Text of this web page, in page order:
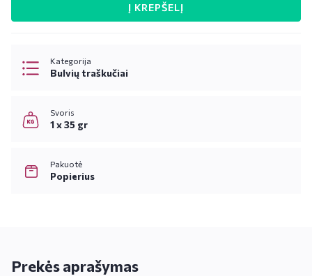
Į KREPŠELĮ
Kategorija
Bulvių traškučiai
Svoris
1 x 35 gr
Pakuotė
Popierius
Prekės aprašymas